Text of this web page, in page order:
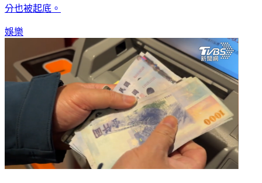
分也被起底。
娛樂